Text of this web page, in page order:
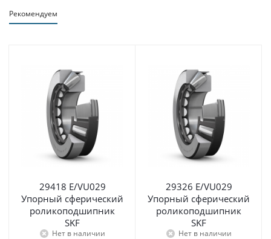
Рекомендуем
29418 E/VU029
Упорный сферический
роликоподшипник
SKF
Нет в наличии
29326 E/VU029
Упорный сферический
роликоподшипник
SKF
Нет в наличии